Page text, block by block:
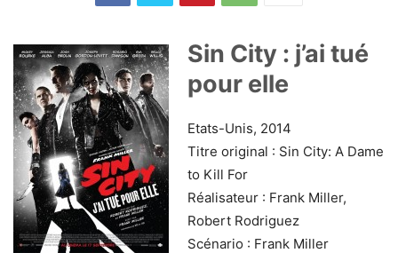
Sin City : j’ai tué
pour elle
Etats-Unis, 2014
Titre original : Sin City: A Dame
to Kill For
Réalisateur : Frank Miller,
Robert Rodriguez
Scénario : Frank Miller